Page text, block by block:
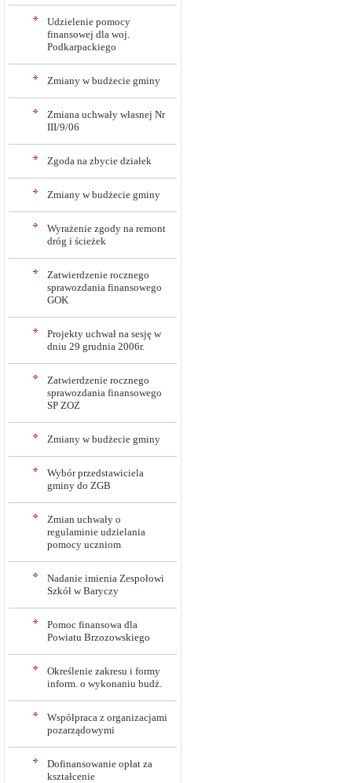
Udzielenie pomocy
finansowej dla woj.
Podkarpackiego
Zmiany w budżecie gminy
Zmiana uchwały własnej Nr
III/9/06
Zgoda na zbycie działek
Zmiany w budżecie gminy
Wyrażenie zgody na remont
dróg i ścieżek
Zatwierdzenie rocznego
sprawozdania finansowego
GOK
Projekty uchwał na sesję w
dniu 29 grudnia 2006r.
Zatwierdzenie rocznego
sprawozdania finansowego
SP ZOZ
Zmiany w budżecie gminy
Wybór przedstawiciela
gminy do ZGB
Zmian uchwały o
regulaminie udzielania
pomocy uczniom
Nadanie imienia Zespołowi
Szkół w Baryczy
Pomoc finansowa dla
Powiatu Brzozowskiego
Określenie zakresu i formy
inform. o wykonaniu budż.
Współpraca z organizacjami
pozarządowymi
Dofinansowanie opłat za
kształcenie